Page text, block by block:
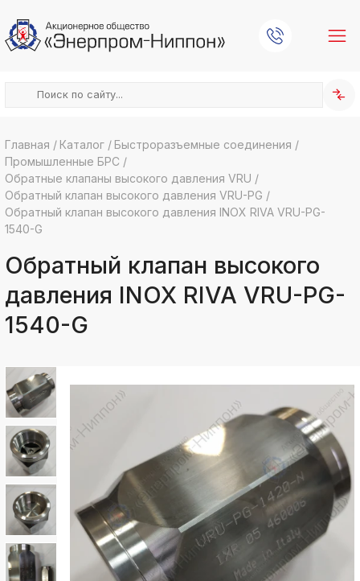
k
k
ksldkfjsdlfkjsls;ldfkgjsdl;kfkфыва
k
k
ksldkfjsdlfkjsls;ldfkgjsdl;kfkфыва
ksldkfjsdlfkjsls;ldfkgjsdl;kfkфыва
ksldkfjsdlfkjsls;ldfkgjsdl;kfkфыва
ksldkfjsdlfkjsls;ldfkgjsdl;kfkфыва
ksldkfjsdlfkjsls;ldfkgjsdl;kfkфыва
ksldkfjsdlfkjsls;ldfkgjsdl;kfkфыва
Главная / Каталог / Быстроразъемные соединения /
Промышленные БРС /
Обратные клапаны высокого давления VRU /
Обратный клапан высокого давления VRU-PG /
Обратный клапан высокого давления INOX RIVA VRU-PG-
1540-G
Обратный клапан высокого
давления INOX RIVA VRU-PG-
1540-G